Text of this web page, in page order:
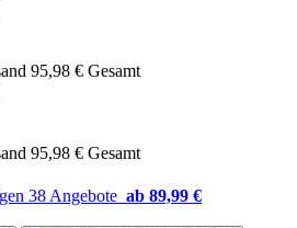
95,98 € Gesamt
95,98 € Gesamt
38 Angebote ab 89,99 €